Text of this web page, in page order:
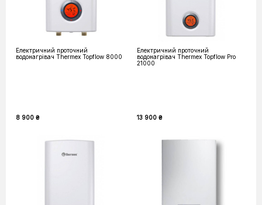
Електричний проточний
водонагрівач Thermex Topflow 8000
8 900 ₴
Електричний проточний
водонагрівач Thermex Topflow Pro
21000
13 900 ₴